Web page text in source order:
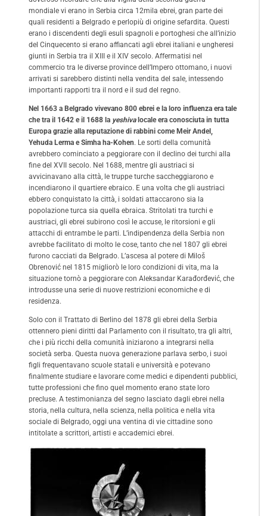
mondiale vi erano in Serbia circa 12mila ebrei, gran parte dei
quali residenti a Belgrado e perlopiù di origine sefardita. Questi
erano i discendenti degli esuli spagnoli e portoghesi che all’inizio
del Cinquecento si erano affiancati agli ebrei italiani e ungheresi
giunti in Serbia tra il XIII e il XIV secolo. Affermatisi nel
commercio tra le diverse province dell’Impero ottomano, i nuovi
arrivati si sarebbero distinti nella vendita del sale, intessendo
importanti rapporti tra il nord e il sud del regno.
Nel 1663 a Belgrado vivevano 800 ebrei e la loro influenza era tale
che tra il 1642 e il 1688 la yeshivalocale era conosciuta in tutta
Europa grazie alla reputazione di rabbini come Meir Andel,
Yehuda Lerma e Simha ha-Kohen. Le sorti della comunità
avrebbero cominciato a peggiorare con il declino dei turchi alla
fine del XVII secolo. Nel 1688, mentre gli austriaci si
avvicinavano alla città, le truppe turche saccheggiarono e
incendiarono il quartiere ebraico. E una volta che gli austriaci
ebbero conquistato la città, i soldati attaccarono sia la
popolazione turca sia quella ebraica. Stritolati tra turchi e
austriaci, gli ebrei subirono così le accuse, le ritorsioni e gli
attacchi di entrambe le parti. L’indipendenza della Serbia non
avrebbe facilitato di molto le cose, tanto che nel 1807 gli ebrei
furono cacciati da Belgrado. L’ascesa al potere di Miloš
Obrenović nel 1815 migliorò le loro condizioni di vita, ma la
situazione tornò a peggiorare con Aleksandar Karađorđević, che
introdusse una serie di nuove restrizioni economiche e di
residenza.
Solo con il Trattato di Berlino del 1878 gli ebrei della Serbia
ottennero pieni diritti dal Parlamento con il risultato, tra gli altri,
che i più ricchi della comunità iniziarono a integrarsi nella
società serba. Questa nuova generazione parlava serbo, i suoi
figli frequentavano scuole statali e università e potevano
finalmente studiare e lavorare come medici e dipendenti pubblici,
tutte professioni che fino quel momento erano state loro
precluse. A testimonianza del segno lasciato dagli ebrei nella
storia, nella cultura, nella scienza, nella politica e nella vita
sociale di Belgrado, oggi una ventina di vie cittadine sono
intitolate a scrittori, artisti e accademici ebrei.